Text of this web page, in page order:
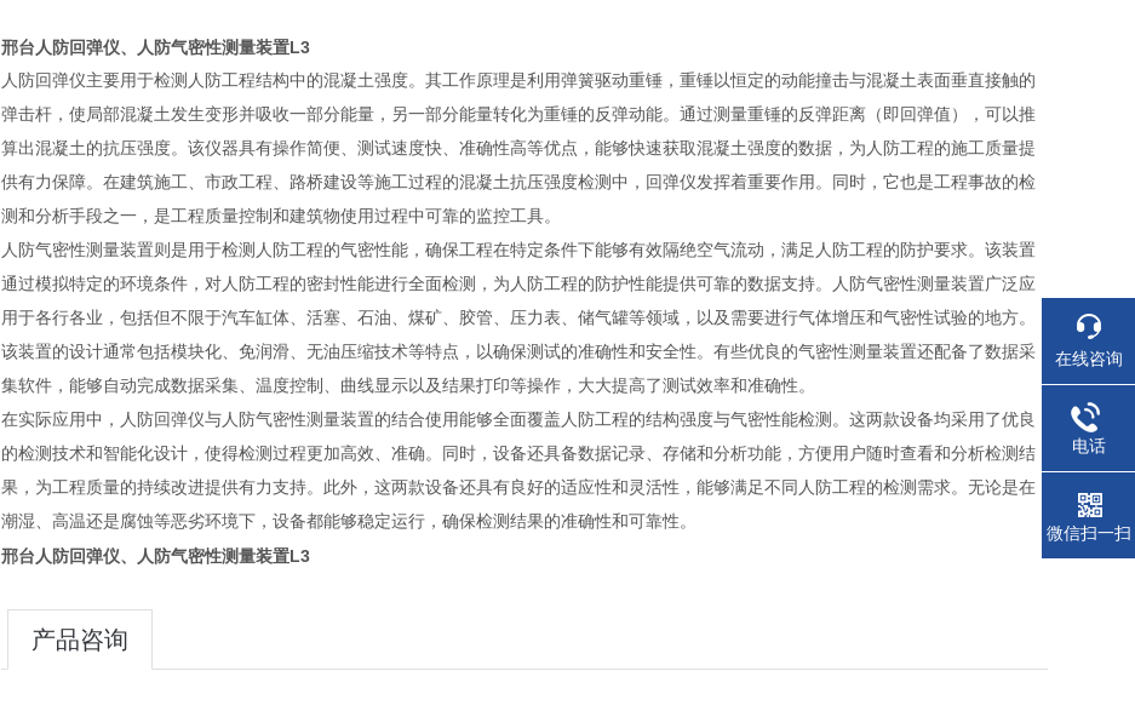
邢台人防回弹仪、人防气密性测量装置L3
人防回弹仪主要用于检测人防工程结构中的混凝土强度。其工作原理是利用弹簧驱动重锤，重锤以恒定的动能撞击与混凝土表面垂直接触的
弹击杆，使局部混凝土发生变形并吸收一部分能量，另一部分能量转化为重锤的反弹动能。通过测量重锤的反弹距离（即回弹值），可以推
算出混凝土的抗压强度。该仪器具有操作简便、测试速度快、准确性高等优点，能够快速获取混凝土强度的数据，为人防工程的施工质量提
供有力保障。在建筑施工、市政工程、路桥建设等施工过程的混凝土抗压强度检测中，回弹仪发挥着重要作用。同时，它也是工程事故的检
测和分析手段之一，是工程质量控制和建筑物使用过程中可靠的监控工具。
人防气密性测量装置则是用于检测人防工程的气密性能，确保工程在特定条件下能够有效隔绝空气流动，满足人防工程的防护要求。该装置
通过模拟特定的环境条件，对人防工程的密封性能进行全面检测，为人防工程的防护性能提供可靠的数据支持。人防气密性测量装置广泛应
用于各行各业，包括但不限于汽车缸体、活塞、石油、煤矿、胶管、压力表、储气罐等领域，以及需要进行气体增压和气密性试验的地方。
该装置的设计通常包括模块化、免润滑、无油压缩技术等特点，以确保测试的准确性和安全性。有些优良的气密性测量装置还配备了数据采
集软件，能够自动完成数据采集、温度控制、曲线显示以及结果打印等操作，大大提高了测试效率和准确性。
在实际应用中，人防回弹仪与人防气密性测量装置的结合使用能够全面覆盖人防工程的结构强度与气密性能检测。这两款设备均采用了优良
的检测技术和智能化设计，使得检测过程更加高效、准确。同时，设备还具备数据记录、存储和分析功能，方便用户随时查看和分析检测结
果，为工程质量的持续改进提供有力支持。此外，这两款设备还具有良好的适应性和灵活性，能够满足不同人防工程的检测需求。无论是在
潮湿、高温还是腐蚀等恶劣环境下，设备都能够稳定运行，确保检测结果的准确性和可靠性。
邢台人防回弹仪、人防气密性测量装置L3
产品咨询
在线咨询
电话
微信扫一扫